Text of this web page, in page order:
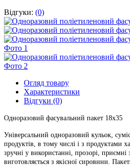
Відгуки: (0)
Огляд товару
Характеристики
Відгуки (0)
Одноразовий фасувальний пакет 18х35
Універсальний одноразовий кульок,
продуктів, в тому числі і з продуктами
зручні у використанні, прозорі,
виготовляється з якісної сировини.